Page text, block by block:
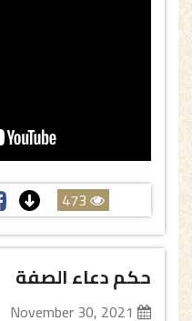
حكم دعاء الصفة